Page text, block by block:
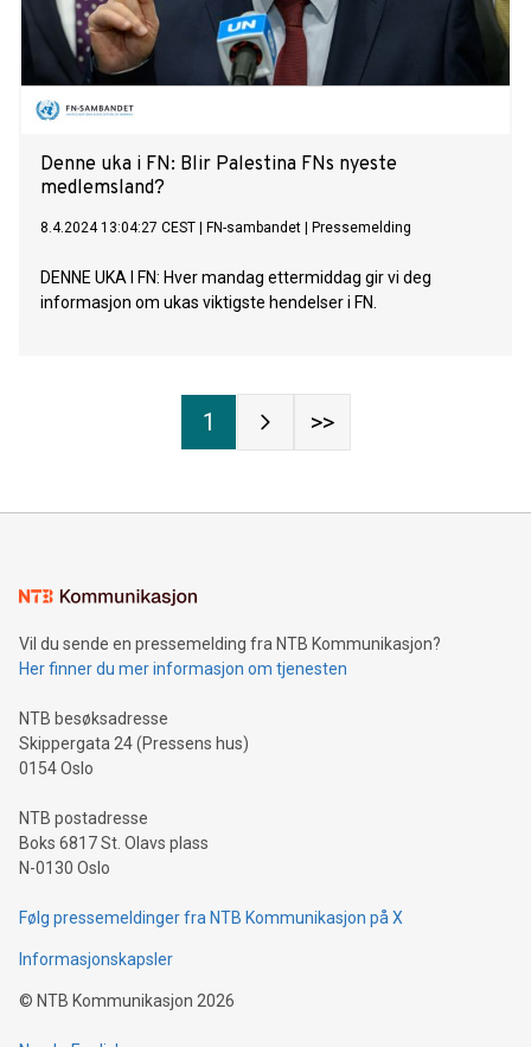
Denne uka i FN: Blir Palestina FNs nyeste
medlemsland?
8.4.2024 13:04:27 CEST FN-sambandet Pressemelding
DENNE UKA I FN: Hver mandag ettermiddag gir vi deg
informasjon om ukas viktigste hendelser i FN.
1 >>
Vil du sende en pressemelding fra NTB Kommunikasjon?
Her finner du mer informasjon om tjenesten
NTB besøksadresse
Skippergata 24 (Pressens hus)
0154 Oslo
NTB postadresse
Boks 6817 St. Olavs plass
N-0130 Oslo
Følg pressemeldinger fra NTB Kommunikasjon på X
Informasjonskapsler
© NTB Kommunikasjon 2026